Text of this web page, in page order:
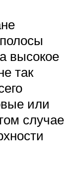
высокое
так
или
случае